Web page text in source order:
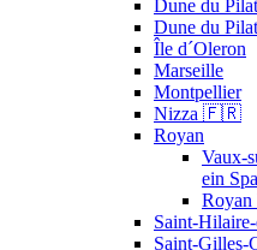
Dune du Pilat
Dune du
Île d´Oleron
Marseille
Montpellier
Nizza 🇫🇷
Royan
Vaux-
ein
Royan
Saint-
Saint-Gilles-